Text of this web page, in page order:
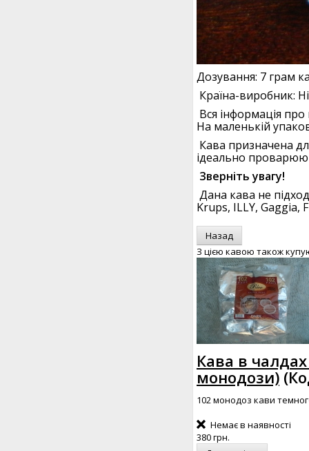
Дозування: 7 грам
Країна-виробник:
Вся інформація
На маленькій
Кава призначена
ідеально
Зверніть увагу!
Дана кава не
Krups, ILLY, Gaggia,
З цією кавою також
Кава в
монодози)
102 монодоз кави
Немає в наявності
380 грн.